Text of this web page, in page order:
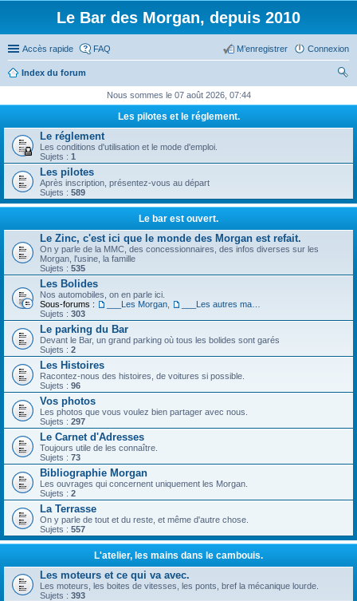
Le Bar des Morgan, depuis 2010
Accès rapide FAQ Connexion
M’enregistrer
Index du forum
ch
Nous sommes le 07 août 2026, 07:44
Les pilotes et le réglement.
Le réglement
Les conditions d'utilisation et le mode d'emploi.
Sujets : 1
Les pilotes
Après inscription, présentez-vous au départ
Sujets : 589
Le bar est ouvert.
Le Zinc, c'est ici que le monde des Morgan est refait.
On y parle de la MMC, des concessionnaires, des infos diverses sur les
Morgan, l'usine, la famille
Sujets : 535
Les Bolides
Nos automobiles, on en parle ici.
Sous-forums :
___Les Morgan
Sujets : 303
Le parking du Bar
Devant le Bar, un grand parking où tous les bolides sont garés
Sujets : 2
Les Histoires
Racontez-nous des histoires, de voitures si possible.
Sujets : 96
Vos photos
Les photos que vous voulez bien partager avec nous.
Sujets : 297
Le Carnet d'Adresses
Toujours utile de les connaître.
Sujets : 73
Bibliographie Morgan
Les ouvrages qui concernent uniquement les Morgan.
Sujets : 2
La Terrasse
On y parle de tout et du reste, et même d'autre chose.
Sujets : 557
L'atelier, les mains dans le cambouis.
Les moteurs et ce qui va avec.
Les moteurs, les boites de vitesses, les ponts, bref la mécanique lourde.
Sujets : 393